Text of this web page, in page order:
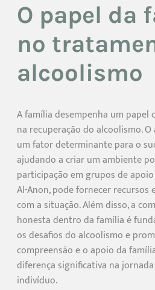
O papel da
no
alcoolismo
A família desempenha um
na recuperação do alcoolismo.
um fator determinante para o
ajudando a criar um ambiente
participação em grupos de
Al-Anon, pode fornecer
com a situação. Além disso, a
honesta dentro da família é
os desafios do alcoolismo e
compreensão e o apoio da
diferença significativa na
indivíduo.